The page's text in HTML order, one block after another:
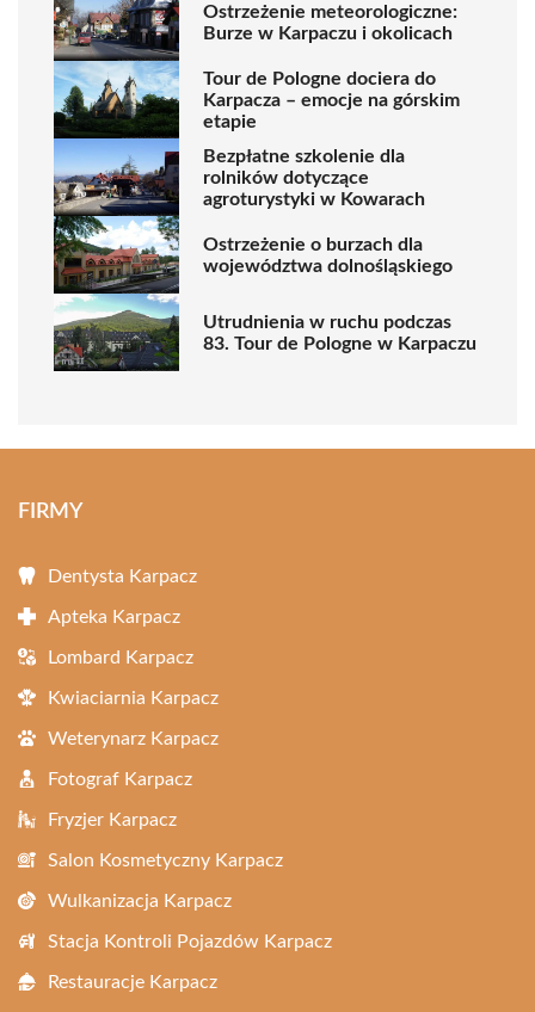
Ostrzeżenie meteorologiczne:
Burze w Karpaczu i okolicach
Tour de Pologne dociera do
Karpacza – emocje na górskim
etapie
Bezpłatne szkolenie dla
rolników dotyczące
agroturystyki w Kowarach
Ostrzeżenie o burzach dla
województwa dolnośląskiego
Utrudnienia w ruchu podczas
83. Tour de Pologne w Karpaczu
FIRMY
Dentysta Karpacz
Apteka Karpacz
Lombard Karpacz
Kwiaciarnia Karpacz
Weterynarz Karpacz
Fotograf Karpacz
Fryzjer Karpacz
Salon Kosmetyczny Karpacz
Wulkanizacja Karpacz
Stacja Kontroli Pojazdów Karpacz
Restauracje Karpacz